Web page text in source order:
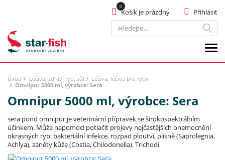
Hledat
Přihlásit
Košík je prázdný
Úvod Léčiva, zdraví ryb, sůl
Léčiva, léčiva pro ryby
Omnipur 5000 ml, výrobce: Sera
Omnipur 5000 ml, výrobce: Sera
sera pond omnipur je veterinární přípravek se širokospektrálním
účinkem. Může napomoci potlačit projevy nejčastějších onemocnění
okrasných ryb: bakteriální infekce, rozpad ploutví, plísně (Saprolegnia,
Achlya), záněty kůže (Costia, Chilodonella), Trichodi